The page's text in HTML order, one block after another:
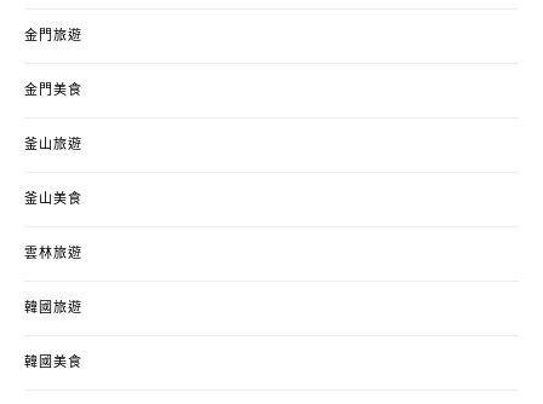
金門旅遊
金門美食
釜山旅遊
釜山美食
雲林旅遊
韓國旅遊
韓國美食